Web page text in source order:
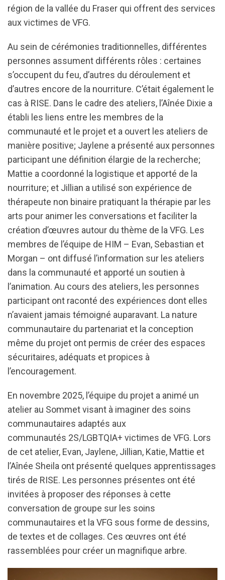
région de la vallée du Fraser qui offrent des services
aux victimes de VFG.
Au sein de cérémonies traditionnelles, différentes
personnes assument différents rôles : certaines
s’occupent du feu, d’autres du déroulement et
d’autres encore de la nourriture. C’était également le
cas à RISE. Dans le cadre des ateliers, l’Aînée Dixie a
établi les liens entre les membres de la
communauté et le projet et a ouvert les ateliers de
manière positive; Jaylene a présenté aux personnes
participant une définition élargie de la recherche;
Mattie a coordonné la logistique et apporté de la
nourriture; et Jillian a utilisé son expérience de
thérapeute non binaire pratiquant la thérapie par les
arts pour animer les conversations et faciliter la
création d’œuvres autour du thème de la VFG. Les
membres de l’équipe de HIM – Evan, Sebastian et
Morgan – ont diffusé l’information sur les ateliers
dans la communauté et apporté un soutien à
l’animation. Au cours des ateliers, les personnes
participant ont raconté des expériences dont elles
n’avaient jamais témoigné auparavant. La nature
communautaire du partenariat et la conception
même du projet ont permis de créer des espaces
sécuritaires, adéquats et propices à
l’encouragement.
En novembre 2025, l’équipe du projet a animé un
atelier au Sommet visant à imaginer des soins
communautaires adaptés aux
communautés 2S/LGBTQIA+ victimes de VFG. Lors
de cet atelier, Evan, Jaylene, Jillian, Katie, Mattie et
l’Aînée Sheila ont présenté quelques apprentissages
tirés de RISE. Les personnes présentes ont été
invitées à proposer des réponses à cette
conversation de groupe sur les soins
communautaires et la VFG sous forme de dessins,
de textes et de collages. Ces œuvres ont été
rassemblées pour créer un magnifique arbre.